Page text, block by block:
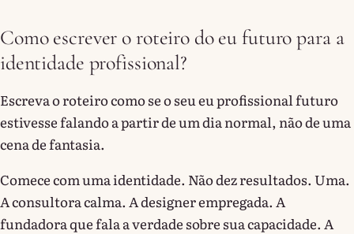
Como escrever o roteiro do eu futuro para a
identidade profissional?
Escreva o roteiro como se o seu eu profissional futuro
estivesse falando a partir de um dia normal, não de uma
cena de fantasia.
Comece com uma identidade. Não dez resultados. Uma.
A consultora calma. A designer empregada. A
fundadora que fala a verdade sobre sua capacidade. A